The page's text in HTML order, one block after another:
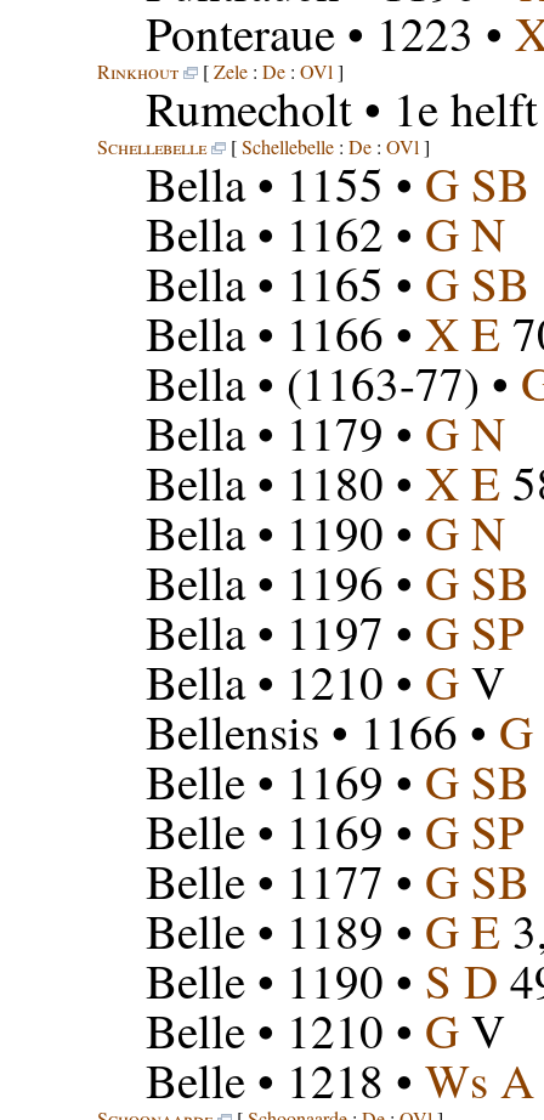
Ponteraue• 1223 •
Rinkhout [Zele: De: OVl ]
Rumecholt• 1e
Schellebelle [Schellebelle: De: OVl ]
Bella• 1155 • G SB
Bella• 1162 • G N
Bella• 1165 • G SB
Bella• 1166 • X E
Bella• (1163-77) •
Bella• 1179 • G N
Bella• 1180 • X E
Bella• 1190 • G N
Bella• 1196 • G SB
Bella• 1197 • G SP
Bella• 1210 • GV
Bellensis • 1166 •
Belle• 1169 • G SB
Belle• 1169 • G SP
Belle• 1177 • G SB
Belle• 1189 • G E
Belle• 1190 • S D
Belle• 1210 • GV
Belle• 1218 • Ws A